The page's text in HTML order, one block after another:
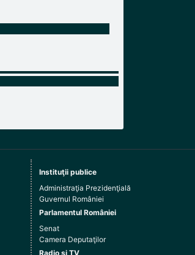
Instituţii publice
Administraţia Prezidenţială
Guvernul României
Parlamentul României
Senat
Camera Deputaţilor
Radio şi TV